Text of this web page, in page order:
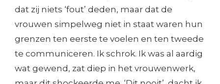
dat zij niets ‘fout’ deden, maar dat de
vrouwen simpelweg niet in staat waren hun
grenzen ten eerste te voelen en ten tweede
te communiceren. Ik schrok. Ik was al aardig
wat gewend, zat diep in het vrouwenwerk,